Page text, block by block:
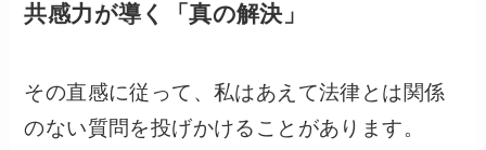
共感力が導く「真の解決」
その直感に従って、私はあえて法律とは関係
のない質問を投げかけることがあります。